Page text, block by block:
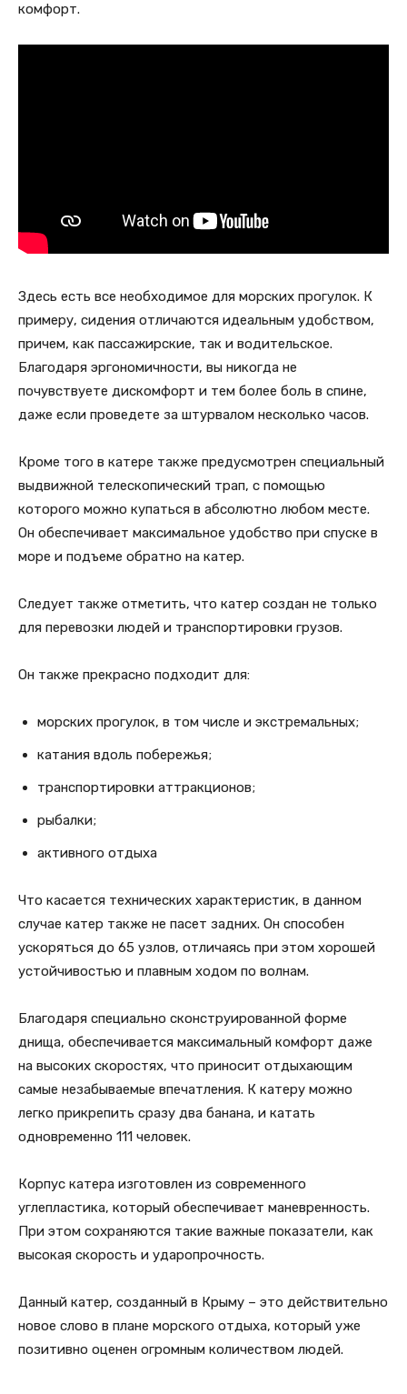
комфорт.
Здесь есть все необходимое для морских прогулок. К
примеру, сидения отличаются идеальным удобством,
причем, как пассажирские, так и водительское.
Благодаря эргономичности, вы никогда не
почувствуете дискомфорт и тем более боль в спине,
даже если проведете за штурвалом несколько часов.
Кроме того в катере также предусмотрен специальный
выдвижной телескопический трап, с помощью
которого можно купаться в абсолютно любом месте.
Он обеспечивает максимальное удобство при спуске в
море и подъеме обратно на катер.
Следует также отметить, что катер создан не только
для перевозки людей и транспортировки грузов.
Он также прекрасно подходит для:
морских прогулок, в том числе и экстремальных;
катания вдоль побережья;
транспортировки аттракционов;
рыбалки;
активного отдыха
Что касается технических характеристик, в данном
случае катер также не пасет задних. Он способен
ускоряться до 65 узлов, отличаясь при этом хорошей
устойчивостью и плавным ходом по волнам.
Благодаря специально сконструированной форме
днища, обеспечивается максимальный комфорт даже
на высоких скоростях, что приносит отдыхающим
самые незабываемые впечатления. К катеру можно
легко прикрепить сразу два банана, и катать
одновременно 111 человек.
Корпус катера изготовлен из современного
углепластика, который обеспечивает маневренность.
При этом сохраняются такие важные показатели, как
высокая скорость и ударопрочность.
Данный катер, созданный в Крыму – это действительно
новое слово в плане морского отдыха, который уже
позитивно оценен огромным количеством людей.